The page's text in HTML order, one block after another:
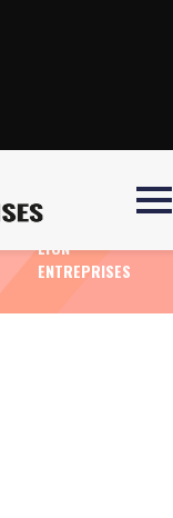
TOUTE
L’ACTUALITÉ
LYON
ENTREPRISES